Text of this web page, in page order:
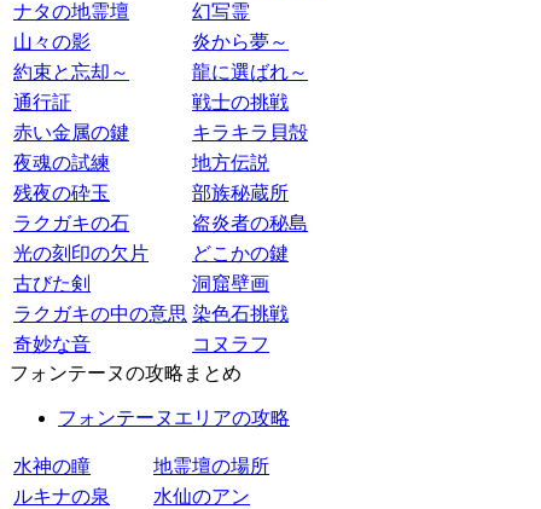
ナタの地霊壇
幻写霊
山々の影
炎から夢～
約束と忘却～
龍に選ばれ～
通行証
戦士の挑戦
赤い金属の鍵
キラキラ貝殻
夜魂の試練
地方伝説
残夜の砕玉
部族秘蔵所
ラクガキの石
盗炎者の秘島
光の刻印の欠片
どこかの鍵
古びた剣
洞窟壁画
ラクガキの中の意思 染色石挑戦
奇妙な音
コヌラフ
フォンテーヌの攻略まとめ
フォンテーヌエリアの攻略
水神の瞳
地霊壇の場所
ルキナの泉
水仙のアン